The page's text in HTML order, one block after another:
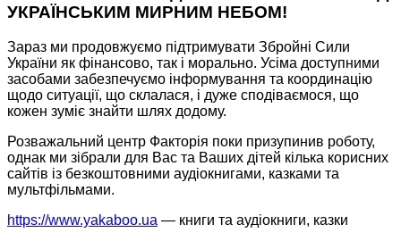
УКРАЇНСЬКИМ МИРНИМ НЕБОМ!
Зараз ми продовжуємо підтримувати Збройні Сили
України як фінансово, так і морально. Усіма доступними
засобами забезпечуємо інформування та координацію
щодо ситуації, що склалася, і дуже сподіваємося, що
кожен зуміє знайти шлях додому.
Розважальний центр Факторія поки призупинив роботу,
однак ми зібрали для Вас та Ваших дітей кілька корисних
сайтів із безкоштовними аудіокнигами, казками та
мультфільмами.
https://www.yakaboo.ua — книги та аудіокниги, казки